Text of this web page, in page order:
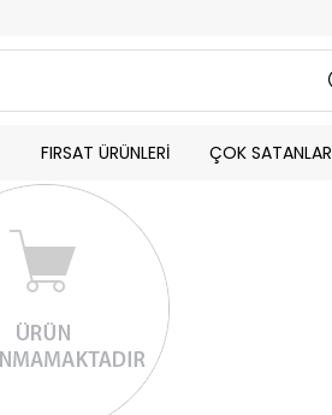
FIRSAT ÜRÜNLERİ ÇOK SATANLAR